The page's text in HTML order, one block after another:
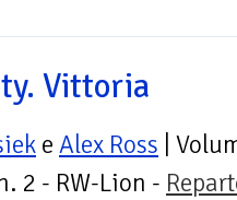
Vittoria
e Alex Ross |
2 - RW-Lion -